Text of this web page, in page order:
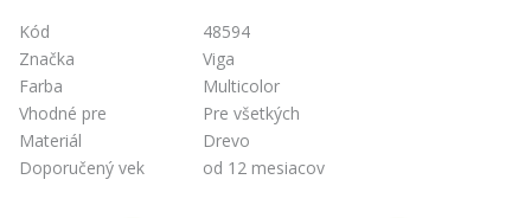
Kód
48594
Značka
Viga
Farba
Multicolor
Vhodné pre
Pre všetkých
Materiál
Drevo
Doporučený vek
od 12 mesiacov